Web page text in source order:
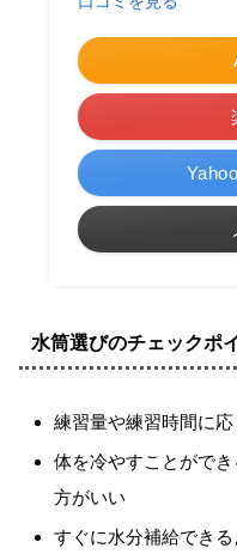
水筒選びのチェックポ
練習量や練習時間に
体を冷やすことがで
方がいい
すぐに水分補給できる